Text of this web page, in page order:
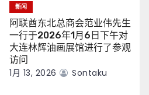
新闻
阿联酋东北总商会范业伟先生
一行于2026年1月6日下午对
大连林辉油画展馆进行了参观
访问
1月 13, 2026 Sontaku